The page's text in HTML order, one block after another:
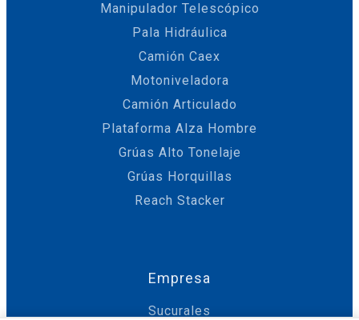
Manipulador Telescópico
Pala Hidráulica
Camión Caex
Motoniveladora
Camión Articulado
Plataforma Alza Hombre
Grúas Alto Tonelaje
Grúas Horquillas
Reach Stacker
Empresa
Sucurales